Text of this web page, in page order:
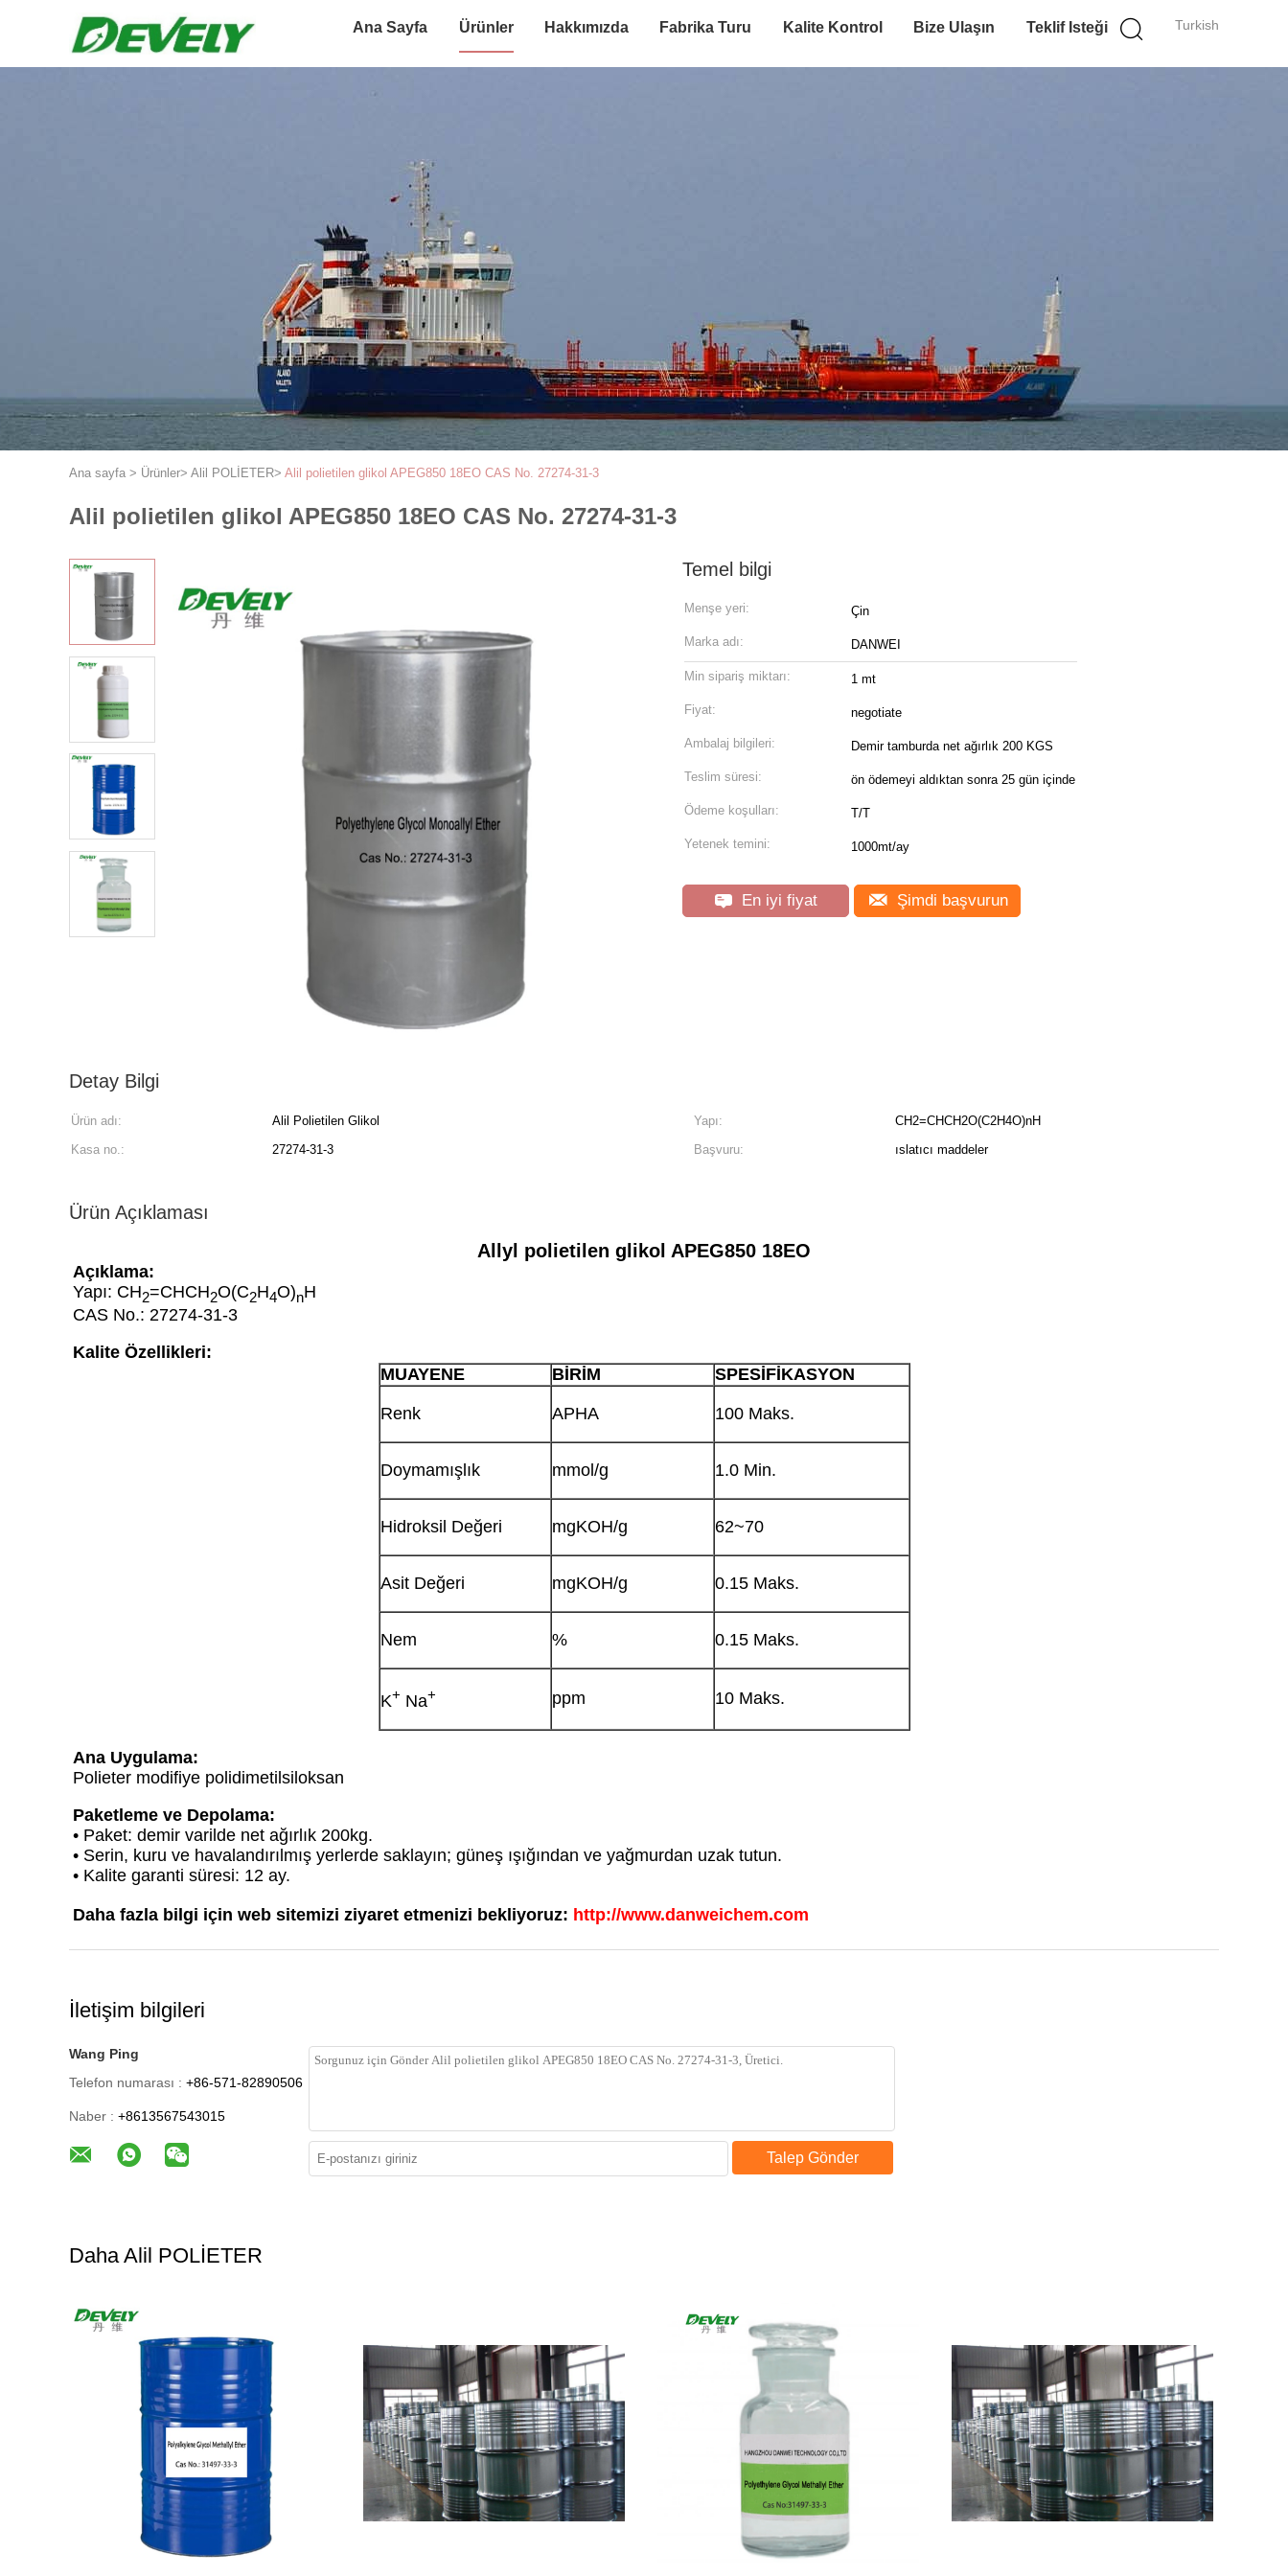
Turkish
Ana Sayfa Ürünler Hakkımızda Fabrika Turu Kalite Kontrol Bize Ulaşın Teklif Isteği
Ana sayfa > Ürünler> Alil POLİETER> Alil polietilen glikol APEG850 18EO CAS No. 27274-31-3
Alil polietilen glikol APEG850 18EO CAS No. 27274-31-3
Temel bilgi
Menşe yeri: Çin
Marka adı: DANWEI
Min sipariş miktarı: 1 mt
Fiyat: negotiate
Ambalaj bilgileri: Demir tamburda net ağırlık 200 KGS
Teslim süresi: ön ödemeyi aldıktan sonra 25 gün içinde
Ödeme koşulları: T/T
Yetenek temini: 1000mt/ay
En iyi fiyat Şimdi başvurun
Detay Bilgi
Ürün adı: Alil Polietilen Glikol Yapı:
CH2=CHCH2O(C2H4O)nH
Kasa no.:
27274-31-3 Başvuru: ıslatıcı maddeler
Ürün Açıklaması
Allyl polietilen glikol APEG850 18EO
Açıklama:
Yapı: CH2=CHCH2O(C2H4O)nH
CAS No.: 27274-31-3
Kalite Özellikleri:
MUAYENE
BİRİM SPESİFİKASYON
Renk APHA 100 Maks.
Doymamışlık mmol/g 1.0 Min.
Hidroksil Değeri mgKOH/g 62~70
Asit Değeri mgKOH/g 0.15 Maks.
Nem % 0.15 Maks.
K+ Na+ ppm 10 Maks.
Ana Uygulama:
Polieter modifiye polidimetilsiloksan
Paketleme ve Depolama:
• Paket: demir varilde net ağırlık 200kg.
• Serin, kuru ve havalandırılmış yerlerde saklayın; güneş ışığından ve yağmurdan uzak tutun.
• Kalite garanti süresi: 12 ay.
Daha fazla bilgi için web sitemizi ziyaret etmenizi bekliyoruz: http://www.danweichem.com
İletişim bilgileri
Wang Ping
Telefon numarası : +86-571-82890506
Naber : +8613567543015
Talep Gönder
Daha Alil POLİETER